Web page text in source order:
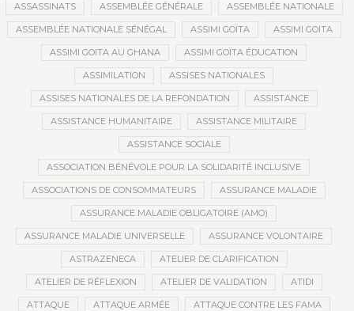
ASSASSINATS ASSEMBLÉE GÉNÉRALE ASSEMBLÉE NATIONALE
ASSEMBLÉE NATIONALE SÉNÉGAL ASSIMI GOÏTA ASSIMI GOITA
ASSIMI GOITA AU GHANA ASSIMI GOÏTA ÉDUCATION
ASSIMILATION ASSISES NATIONALES
ASSISES NATIONALES DE LA REFONDATION ASSISTANCE
ASSISTANCE HUMANITAIRE ASSISTANCE MILITAIRE
ASSISTANCE SOCIALE
ASSOCIATION BÉNÉVOLE POUR LA SOLIDARITÉ INCLUSIVE
ASSOCIATIONS DE CONSOMMATEURS ASSURANCE MALADIE
ASSURANCE MALADIE OBLIGATOIRE (AMO)
ASSURANCE MALADIE UNIVERSELLE ASSURANCE VOLONTAIRE
ASTRAZENECA ATELIER DE CLARIFICATION
ATELIER DE RÉFLEXION ATELIER DE VALIDATION ATIDI
ATTAQUE ATTAQUE ARMÉE ATTAQUE CONTRE LES FAMA